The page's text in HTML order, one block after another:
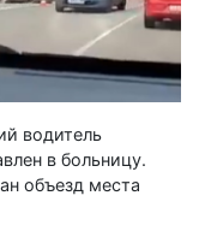
водитель
в больницу.
объезд места